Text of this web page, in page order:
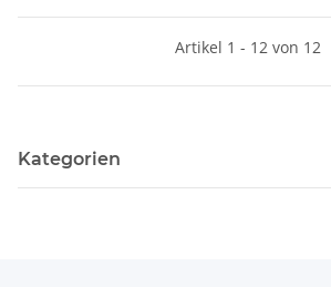
Artikel 1 - 12 von 12
Kategorien